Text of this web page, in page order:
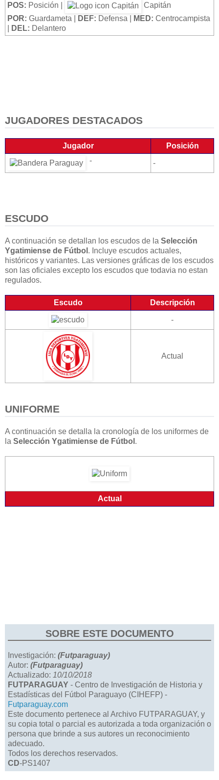
POS: Posición |
Capitán
POR: Guardameta | DEF: Defensa | MED: Centrocampista
DEL: Delantero
JUGADORES DESTACADOS
Jugador
Posición
-
-
ESCUDO
A continuación se detallan los escudos de la Selección
Ygatimiense de Fútbol . Incluye escudos actuales,
históricos y variantes. Las versiones gráficas de los escudos
son las oficiales excepto los escudos que todavia no estan
regulados.
Escudo Descripción
-
Actual
UNIFORME
A continuación se detalla la cronología de los uniformes de
la Selección Ygatimiense de Fútbol .
Actual
SOBRE ESTE DOCUMENTO
Investigación: (Futparaguay)
Autor: (Futparaguay)
Actualizado: 10/10/2018
FUTPARAGUAY - Centro de Investigación de Historia y
Estadísticas del Fútbol Paraguayo (CIHEFP) -
Futparaguay.com
Este documento pertenece al Archivo FUTPARAGUAY, y
su copia total o parcial es autorizada a toda organización o
persona que brinde a sus autores un reconocimiento
adecuado.
Todos los derechos reservados.
CD-PS1407